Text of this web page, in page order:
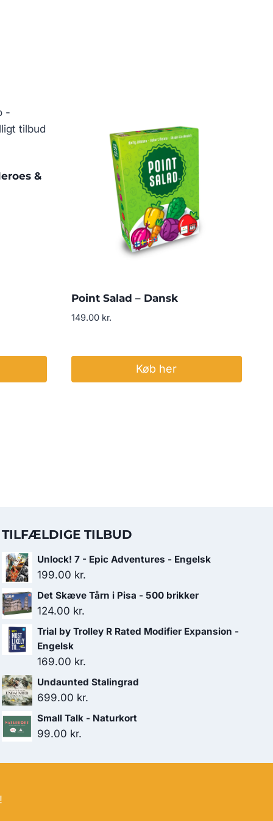
&
Point Salad – Dansk
149.00 kr.
Køb her
TILFÆLDIGE TILBUD
Unlock! 7 - Epic Adventures - Engelsk
199.00 kr.
Det Skæve Tårn i Pisa - 500 brikker
124.00 kr.
Trial by Trolley R Rated Modifier Expansion -
Engelsk
169.00 kr.
Undaunted Stalingrad
699.00 kr.
Small Talk - Naturkort
99.00 kr.